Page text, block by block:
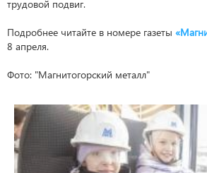
трудовой подвиг.
Подробнее читайте в номере газеты
8 апреля.
Фото: "Магнитогорский металл"